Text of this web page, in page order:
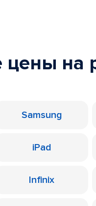
цены на
Samsung
iPad
Infinix